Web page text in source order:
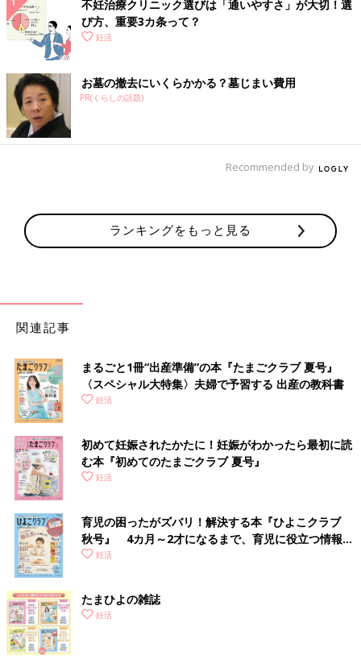
不妊治療クリニック選びは「通いやすさ」が大切！選
び方、重要3カ条って？
妊活
お墓の撤去にいくらかかる？墓じまい費用
PR(くらしの話題)
Recommended by
ランキングをもっと見る
関連記事
まるごと1冊“出産準備”の本『たまごクラブ 夏号』
〈スペシャル大特集〉夫婦で予習する 出産の教科書
妊活
初めて妊娠されたかたに！妊娠がわかったら最初に読
む本『初めてのたまごクラブ 夏号』
妊活
育児の困ったがズバリ！解決する本『ひよこクラブ
秋号』 4カ月～2才になるまで、育児に役立つ情報が
いっぱい！
妊活
たまひよの雑誌
妊活